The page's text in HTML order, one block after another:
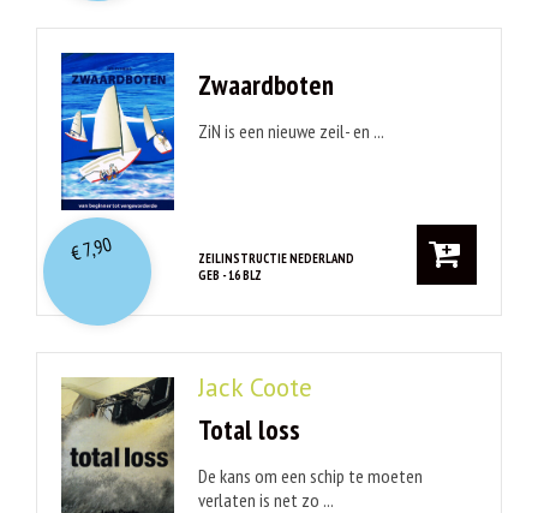
Zwaardboten
ZiN is een nieuwe zeil- en ...
ZEILINSTRUCTIE NEDERLAND
GEB - 16 BLZ
€7,90
Jack Coote
Total loss
De kans om een schip te moeten
verlaten is net zo ...